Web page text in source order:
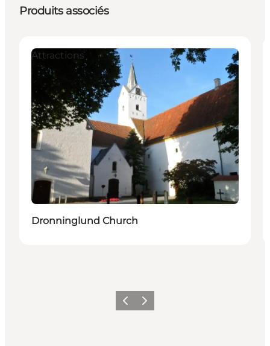
Produits associés
Attractions
Dronninglund Church
PrécédentSuivant